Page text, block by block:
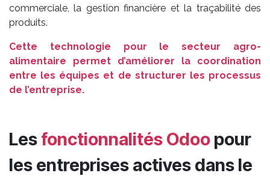
commerciale, la gestion financière et la traçabilité des
produits.
Cette technologie pour le secteur agro-
alimentaire permet d’améliorer la coordination
entre les équipes et de structurer les processus
de l’entreprise.
Les fonctionnalités Odoo pour
les entreprises actives dans le